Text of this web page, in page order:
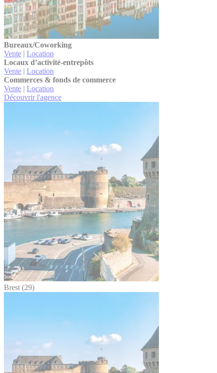
Bureaux/Coworking
Vente | Location
Locaux d’activité-entrepôts
Vente | Location
Commerces & fonds de commerce
Vente | Location
Découvrir l'agence
Brest (29)